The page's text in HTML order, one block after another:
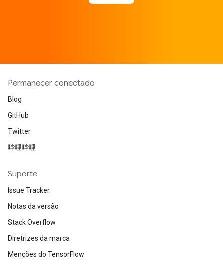
Permanecer conectado
Blog
GitHub
Twitter
哔哩哔哩
Suporte
Issue Tracker
Notas da versão
Stack Overflow
Diretrizes da marca
Menções do TensorFlow